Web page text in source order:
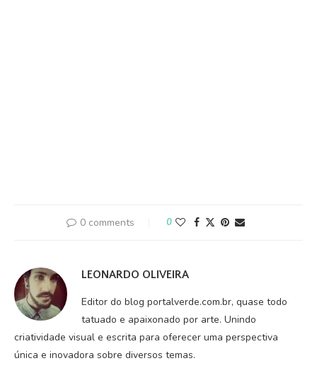
0 comments 0
LEONARDO OLIVEIRA
Editor do blog portalverde.com.br, quase todo
tatuado e apaixonado por arte. Unindo
criatividade visual e escrita para oferecer uma perspectiva
única e inovadora sobre diversos temas.